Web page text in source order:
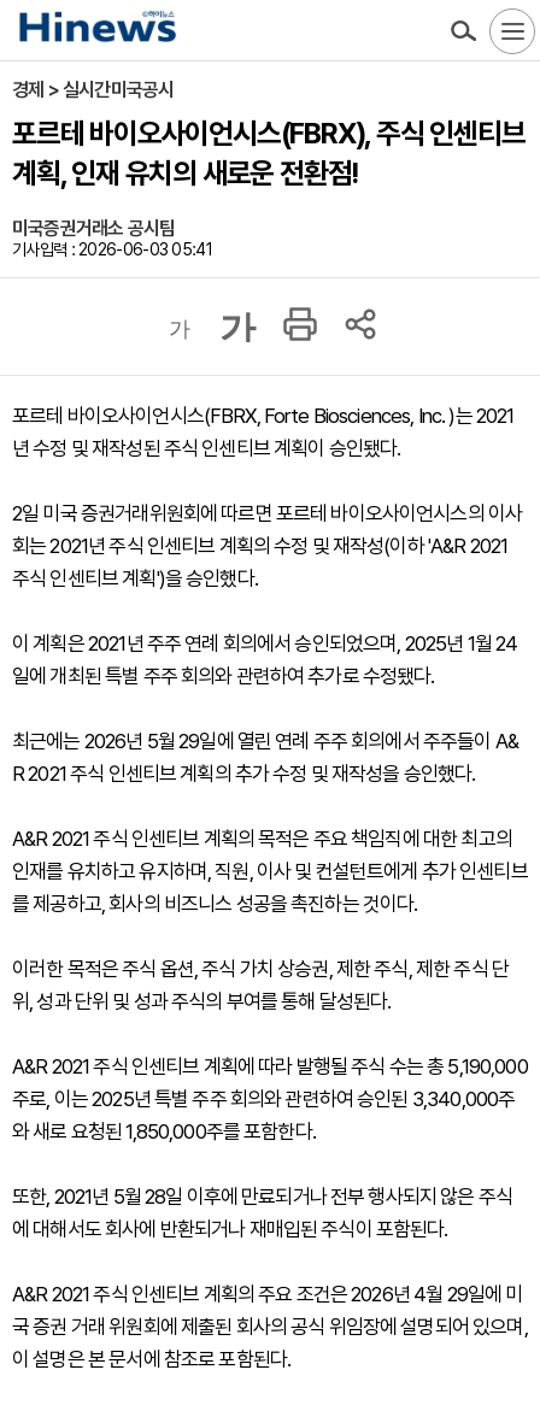
경제 > 실시간미국공시
포르테 바이오사이언시스(FBRX), 주식 인센티브
계획, 인재 유치의 새로운 전환점!
미국증권거래소 공시팀
기사입력 : 2026-06-03 05:41
가 가
포르테 바이오사이언시스(FBRX, Forte Biosciences, Inc. )는 2021
년 수정 및 재작성된 주식 인센티브 계획이 승인됐다.
2일 미국 증권거래위원회에 따르면 포르테 바이오사이언시스의 이사
회는 2021년 주식 인센티브 계획의 수정 및 재작성(이하 'A&R 2021
주식 인센티브 계획')을 승인했다.
이 계획은 2021년 주주 연례 회의에서 승인되었으며, 2025년 1월 24
일에 개최된 특별 주주 회의와 관련하여 추가로 수정됐다.
최근에는 2026년 5월 29일에 열린 연례 주주 회의에서 주주들이 A&
R 2021 주식 인센티브 계획의 추가 수정 및 재작성을 승인했다.
A&R 2021 주식 인센티브 계획의 목적은 주요 책임직에 대한 최고의
인재를 유치하고 유지하며, 직원, 이사 및 컨설턴트에게 추가 인센티브
를 제공하고, 회사의 비즈니스 성공을 촉진하는 것이다.
이러한 목적은 주식 옵션, 주식 가치 상승권, 제한 주식, 제한 주식 단
위, 성과 단위 및 성과 주식의 부여를 통해 달성된다.
A&R 2021 주식 인센티브 계획에 따라 발행될 주식 수는 총 5,190,000
주로, 이는 2025년 특별 주주 회의와 관련하여 승인된 3,340,000주
와 새로 요청된 1,850,000주를 포함한다.
또한, 2021년 5월 28일 이후에 만료되거나 전부 행사되지 않은 주식
에 대해서도 회사에 반환되거나 재매입된 주식이 포함된다.
A&R 2021 주식 인센티브 계획의 주요 조건은 2026년 4월 29일에 미
국 증권 거래 위원회에 제출된 회사의 공식 위임장에 설명되어 있으며,
이 설명은 본 문서에 참조로 포함된다.